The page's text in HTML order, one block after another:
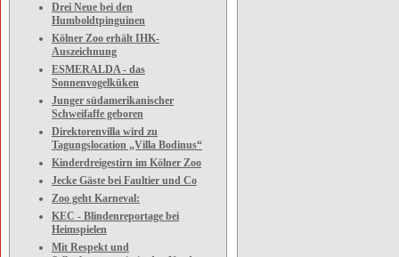
Drei Neue bei den
Humboldtpinguinen
Kölner Zoo erhält IHK-
Auszeichnung
ESMERALDA - das
Sonnenvogelküken
Junger südamerikanischer
Schweifaffe geboren
Direktorenvilla wird zu
Tagungslocation „Villa Bodinus“
Kinderdreigestirn im Kölner Zoo
Jecke Gäste bei Faultier und Co
Zoo geht Karneval:
KEC - Blindenreportage bei
Heimspielen
Mit Respekt und